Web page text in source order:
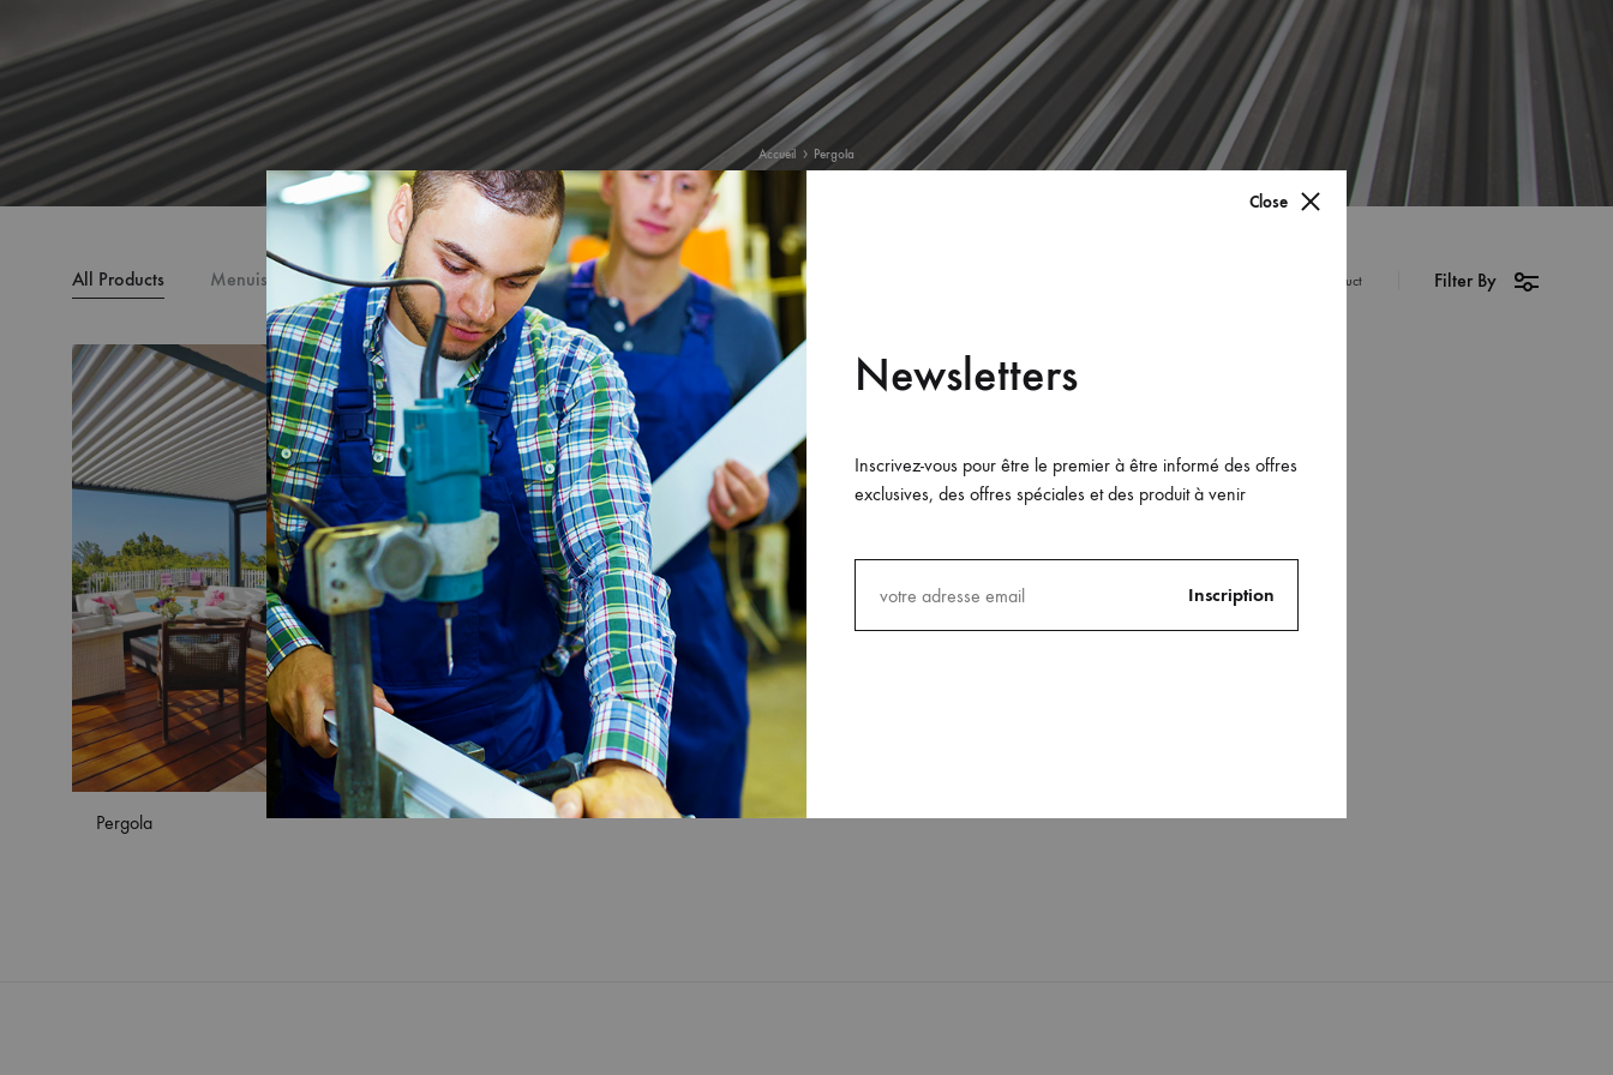
Accueil Pergola
All Products Menuiserie coulissante Porte Menuiserie battante Filter By
1 Product
Pergola
Close
Newsletters
Inscrivez-vous pour être le premier à être informé des offres
exclusives, des offres spéciales et des produit à venir